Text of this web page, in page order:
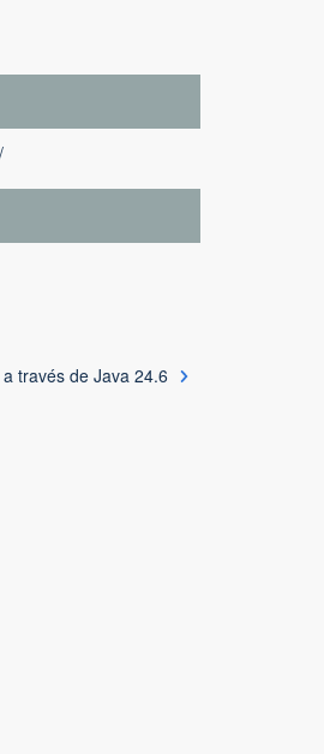
través de Java 24.6